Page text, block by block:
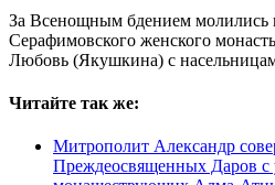
За Всенощным бдением молились
Серафимовского женского
Любовь (Якушкина) с
Читайте так же:
Митрополит Александр
Преждеосвященных Даров с